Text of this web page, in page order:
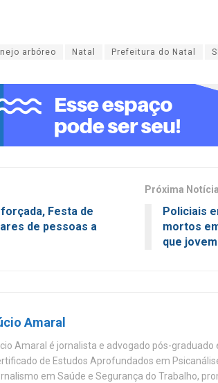
arbóreo Natal Prefeitura do Natal
Festa de
de pessoas a
Próxima Notícia
Policiais
mortos
que
Amaral
Amaral é jornalista e advogado pós-
de Estudos Aprofundados em
em Saúde e Segurança do Trabalho,